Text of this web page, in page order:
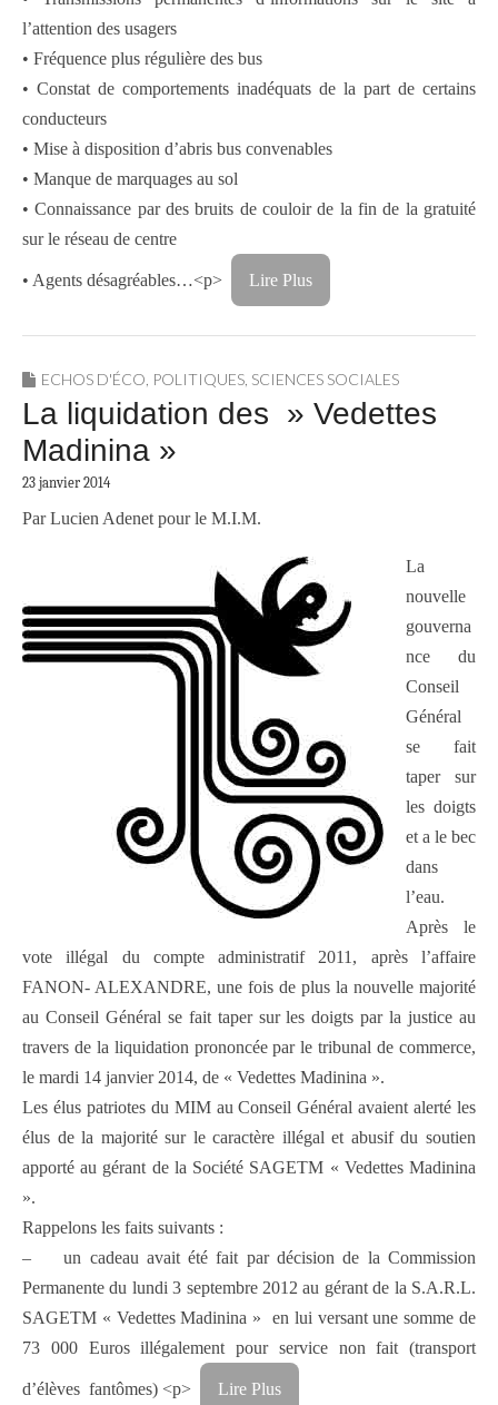
l’attention des usagers
• Fréquence plus régulière des bus
• Constat de comportements inadéquats de la part de certains
conducteurs
• Mise à disposition d’abris bus convenables
• Manque de marquages au sol
• Connaissance par des bruits de couloir de la fin de la gratuité
sur le réseau de centre
• Agents désagréables…<p> Lire Plus
ECHOS D'ÉCO POLITIQUES SCIENCES SOCIALES
La liquidation des » Vedettes
Madinina »
23 janvier 2014
Par Lucien Adenet pour le M.I.M.
La
nouvelle
gouverna
nce du
Conseil
Général
se fait
taper sur
les doigts
et a le bec
dans
l’eau.
Après le
vote illégal du compte administratif 2011, après l’affaire
FANON- ALEXANDRE, une fois de plus la nouvelle majorité
au Conseil Général se fait taper sur les doigts par la justice au
travers de la liquidation prononcée par le tribunal de commerce,
le mardi 14 janvier 2014, de « Vedettes Madinina ».
Les élus patriotes du MIM au Conseil Général avaient alerté les
élus de la majorité sur le caractère illégal et abusif du soutien
apporté au gérant de la Société SAGETM « Vedettes Madinina
».
Rappelons les faits suivants :
– un cadeau avait été fait par décision de la Commission
Permanente du lundi 3 septembre 2012 au gérant de la S.A.R.L.
SAGETM « Vedettes Madinina » en lui versant une somme de
73 000 Euros illégalement pour service non fait (transport
d’élèves fantômes) <p> Lire Plus